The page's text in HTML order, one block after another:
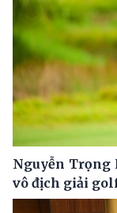
Nguyễn Trọng
vô địch giải